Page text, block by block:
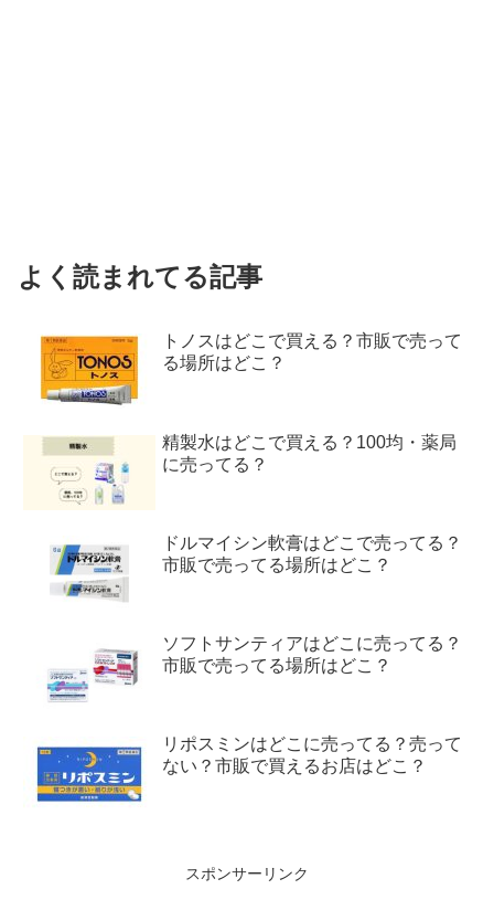
よく読まれてる記事
トノスはどこで買える？市販で売って
る場所はどこ？
精製水はどこで買える？100均・薬局
に売ってる？
ドルマイシン軟膏はどこで売ってる？
市販で売ってる場所はどこ？
ソフトサンティアはどこに売ってる？
市販で売ってる場所はどこ？
リポスミンはどこに売ってる？売って
ない？市販で買えるお店はどこ？
スポンサーリンク